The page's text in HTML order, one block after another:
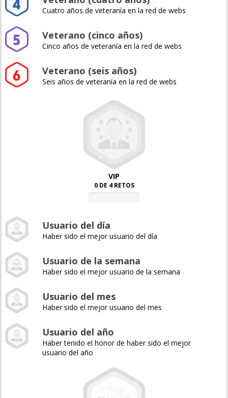
Cuatro años de veteranía en la red de webs
Veterano (cinco años)
Cinco años de veteranía en la red de webs
Veterano (seis años)
Seis años de veteranía en la red de webs
VIP
0 DE 4 RETOS
Usuario del día
Haber sido el mejor usuario del día
Usuario de la semana
Haber sido el mejor usuario de la semana
Usuario del mes
Haber sido el mejor usuario del mes
Usuario del año
Haber tenido el honor de haber sido el mejor
usuario del año